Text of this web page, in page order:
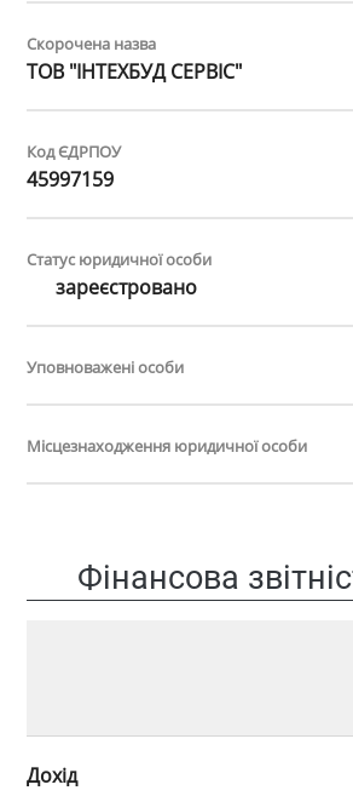
Скорочена назва
ТОВ "ІНТЕХБУД СЕРВІС"
Код ЄДРПОУ
45997159
Статус юридичної особи
зареєстровано
Уповноважені особи
Місцезнаходження юридичної особи
Фінансова
Дохід